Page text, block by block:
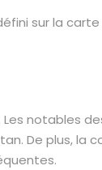
sur la
notables
De plus, la